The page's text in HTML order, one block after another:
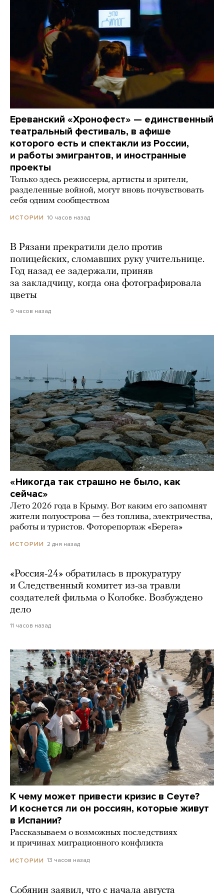
Ереванский «Хронофест» — единственный
театральный фестиваль, в афише
которого есть и спектакли из России,
и работы эмигрантов, и иностранные
проекты
Только здесь режиссеры, артисты и зрители,
разделенные войной, могут вновь почувствовать
себя одним сообществом
ИСТОРИИ 10 часов назад
В Рязани прекратили дело против
полицейских, сломавших руку учительнице.
Год назад ее задержали, приняв
за закладчицу, когда она фотографировала
цветы
9 часов назад
«Никогда так страшно не было, как
сейчас»
Лето 2026 года в Крыму. Вот каким его запомнят
жители полуострова — без топлива, электричества,
работы и туристов. Фоторепортаж «Берега»
ИСТОРИИ 2 дня назад
«Россия-24» обратилась в прокуратуру
и Следственный комитет из-за травли
создателей фильма о Колобке. Возбуждено
дело
11 часов назад
К чему может привести кризис в Сеуте?
И коснется ли он россиян, которые живут
в Испании?
Рассказываем о возможных последствиях
и причинах миграционного конфликта
ИСТОРИИ 13 часов назад
Собянин заявил, что с начала августа